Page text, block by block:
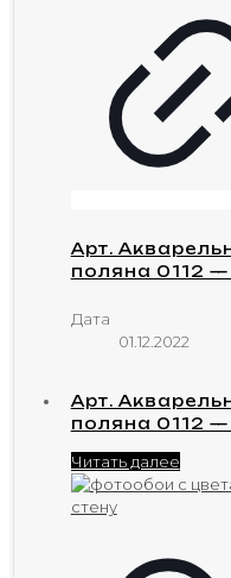
Арт.
поляна 0112 —
Дата
01.12.2022
Арт.
поляна 0112 —
Читать далее